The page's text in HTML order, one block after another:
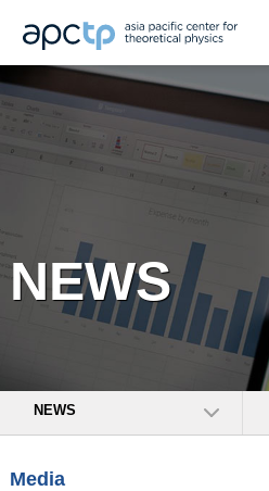
NEWS
NEWS
Media